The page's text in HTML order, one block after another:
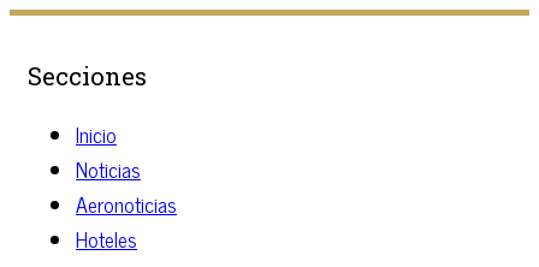
Secciones
Inicio
Noticias
Aeronoticias
Hoteles